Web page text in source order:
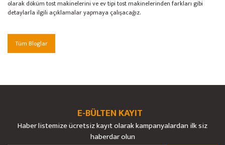
olarak döküm tost makinelerini ve ev tipi tost makinelerinden farkları gibi
detaylarla ilgili açıklamalar yapmaya çalışacağız.
Tüm Bloglar
E-BÜLTEN KAYIT
Haber listemize ücretsiz kayıt olarak kampanyalardan ilk siz
haberdar olun